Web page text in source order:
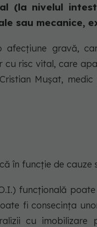
(la nivelul
sau mecanice,
afecțiune gravă,
risc vital, care
Mușat,
în funcție de
funcțională
fi consecința
cu imobilizare